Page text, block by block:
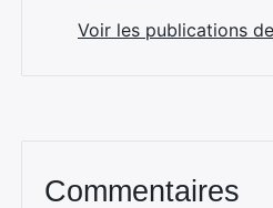
Voir les publications
Commentaires